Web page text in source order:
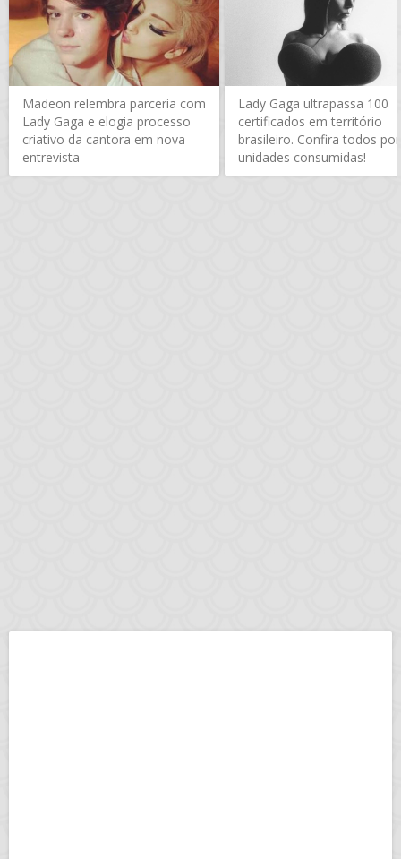
Madeon relembra parceria com
Lady Gaga e elogia processo
criativo da cantora em nova
entrevista
Lady Gaga ultrapassa 100
certificados em território
brasileiro. Confira todos por
unidades consumidas!